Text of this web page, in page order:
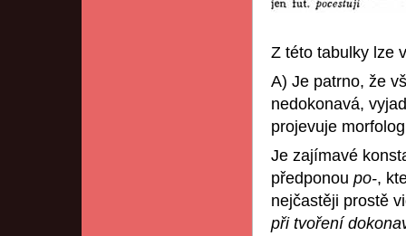
Z této tabulky lze
A) Je patrno, že
nedokonavá,
projevuje
Je zajímavé
předponou po-,
nejčastěji prostě
při tvoření